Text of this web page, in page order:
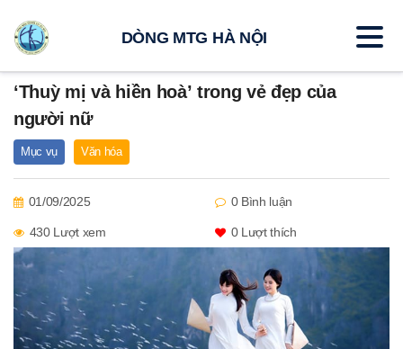
‘Thuỳ mị và hiền hoà’ trong vẻ đẹp của
người nữ
Mục vụ Văn hóa
01/09/2025 0 Bình luận
430 Lượt xem 0Lượt thích
DÒNG MTG HÀ NỘI